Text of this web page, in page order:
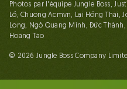
Photos par l'équipe Jungle Boss,
Lố, Chuong Acmvn, Lại Hồng Thái,
Long, Ngô Quang Minh, Đức
Hoàng Táo
© 2026 Jungle Boss Company